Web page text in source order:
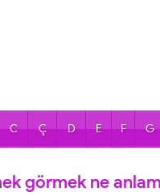
C Ç D E F G
görmek ne